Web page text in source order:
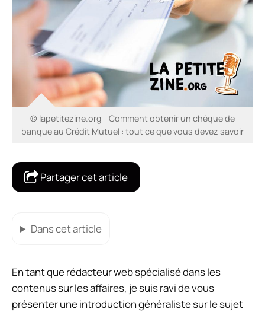
© lapetitezine.org - Comment obtenir un chèque de
banque au Crédit Mutuel : tout ce que vous devez savoir
Partager cet article
Dans cet article
En tant que rédacteur web spécialisé dans les
contenus sur les affaires, je suis ravi de vous
présenter une introduction généraliste sur le sujet